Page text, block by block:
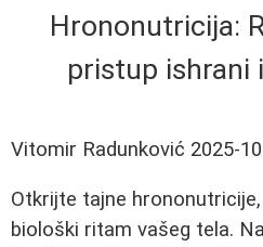
Hrononutricija:
pristup ishrani
Vitomir Radunković 2025-
Otkrijte tajne
biološki ritam vašeg tela.